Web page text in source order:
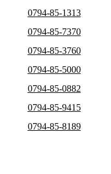
0794-85-1313
0794-85-7370
0794-85-3760
0794-85-5000
0794-85-0882
0794-85-9415
0794-85-8189